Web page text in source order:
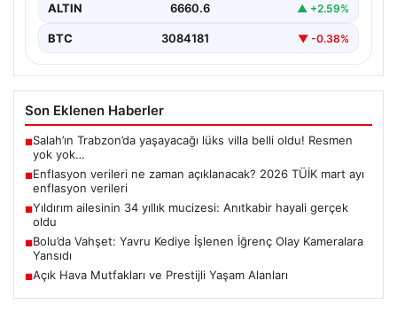
ALTIN 6660.6 ▲ +2.59%
BTC 3084181 ▼ -0.38%
Son Eklenen Haberler
■Salah’ın Trabzon’da yaşayacağı lüks villa belli oldu! Resmen
yok yok…
■Enflasyon verileri ne zaman açıklanacak? 2026 TÜİK mart ayı
enflasyon verileri
■Yıldırım ailesinin 34 yıllık mucizesi: Anıtkabir hayali gerçek
oldu
■Bolu’da Vahşet: Yavru Kediye İşlenen İğrenç Olay Kameralara
Yansıdı
■Açık Hava Mutfakları ve Prestijli Yaşam Alanları